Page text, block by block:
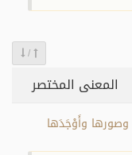
/
المعنى المختصر
وصورها وأَوْجَدَها